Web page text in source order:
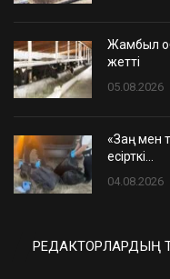
Жамбыл
жетті
05.08.2026
«Заң мен
есірткі…
04.08.2026
РЕДАКТОРЛАРДЫҢ